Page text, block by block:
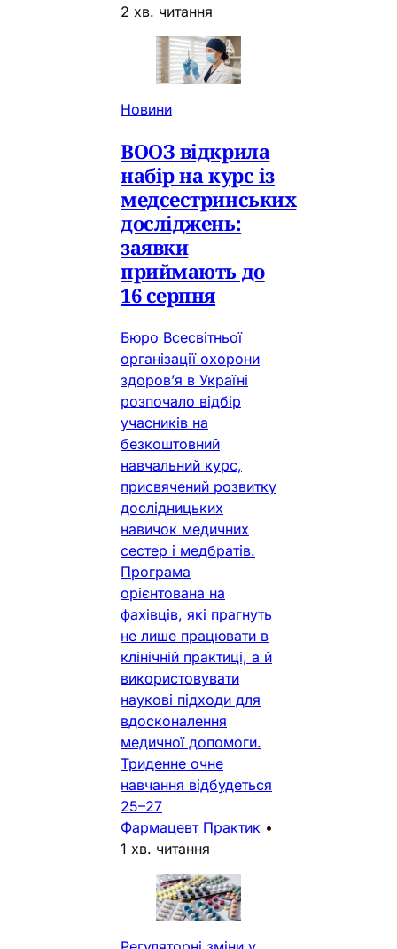
2 хв. читання
Новини
ВООЗ відкрила
набір на курс із
медсестринських
досліджень:
заявки
приймають до
16 серпня
Бюро Всесвітньої
організації охорони
здоров’я в Україні
розпочало відбір
учасників на
безкоштовний
навчальний курс,
присвячений розвитку
дослідницьких
навичок медичних
сестер і медбратів.
Програма
орієнтована на
фахівців, які прагнуть
не лише працювати в
клінічній практиці, а й
використовувати
наукові підходи для
вдосконалення
медичної допомоги.
Триденне очне
навчання відбудеться
25–27
Фармацевт Практик •
1 хв. читання